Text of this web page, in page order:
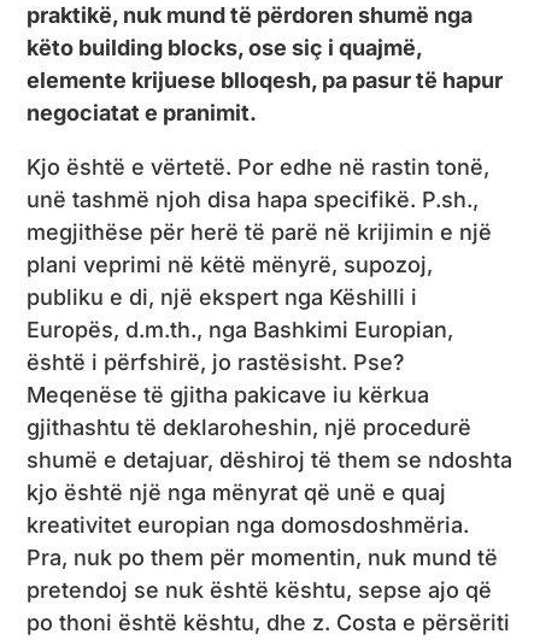
praktikë, nuk mund të përdoren shumë nga
këto building blocks, ose siç i quajmë,
elemente krijuese blloqesh, pa pasur të hapur
negociatat e pranimit.
Kjo është e vërtetë. Por edhe në rastin tonë,
unë tashmë njoh disa hapa specifikë. P.sh.,
megjithëse për herë të parë në krijimin e një
plani veprimi në këtë mënyrë, supozoj,
publiku e di, një ekspert nga Këshilli i
Europës, d.m.th., nga Bashkimi Europian,
është i përfshirë, jo rastësisht. Pse?
Meqenëse të gjitha pakicave iu kërkua
gjithashtu të deklaroheshin, një procedurë
shumë e detajuar, dëshiroj të them se ndoshta
kjo është një nga mënyrat që unë e quaj
kreativitet europian nga domosdoshmëria.
Pra, nuk po them për momentin, nuk mund të
pretendoj se nuk është kështu, sepse ajo që
po thoni është kështu, dhe z. Costa e përsëriti